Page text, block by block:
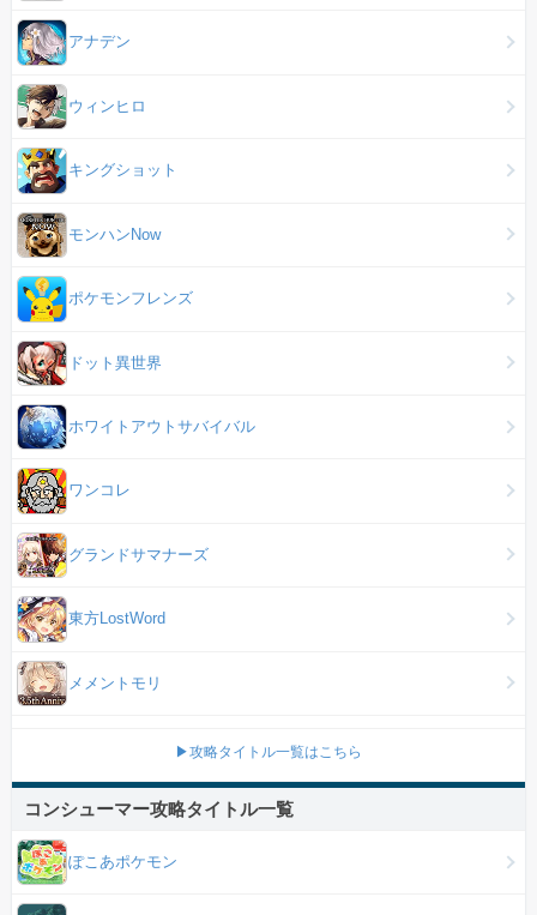
アナデン
ウィンヒロ
キングショット
モンハンNow
ポケモンフレンズ
ドット異世界
ホワイトアウトサバイバル
ワンコレ
グランドサマナーズ
東方LostWord
メメントモリ
▶攻略タイトル一覧はこちら
コンシューマー攻略タイトル一覧
ぽこあポケモン